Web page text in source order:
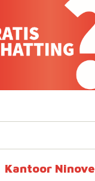
Kantoor Ninove